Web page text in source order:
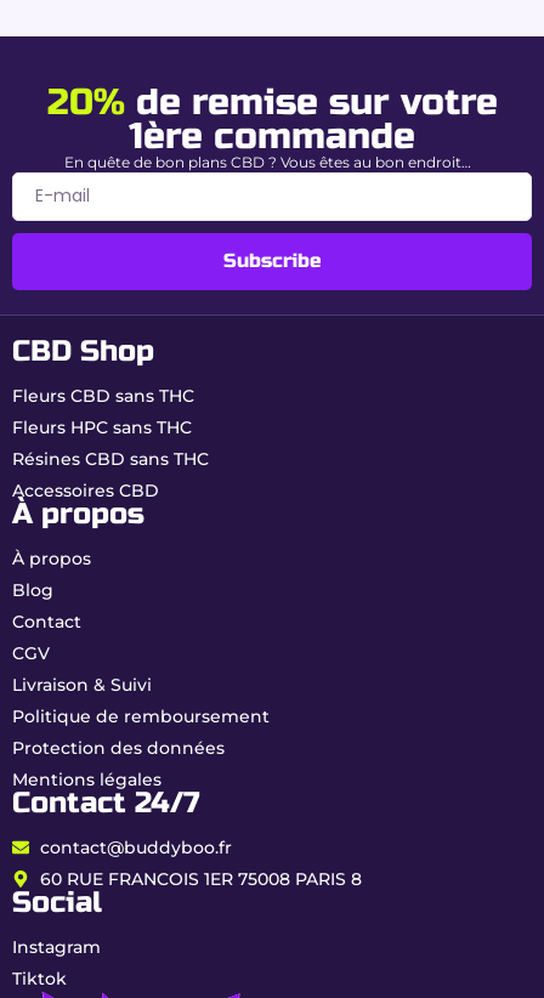
20%de remise sur votre
1ère commande
En quête de bon plans CBD ? Vous êtes au bon endroit…
Subscribe
CBD Shop
Fleurs CBD sans THC
Fleurs HPC sans THC
Résines CBD sans THC
Accessoires CBD
Contact 24/7
contact@buddyboo.fr
60 RUE FRANCOIS 1ER 75008 PARIS 8
À propos
À propos
Blog
Contact
CGV
Livraison & Suivi
Politique de remboursement
Protection des données
Mentions légales
Social
Instagram
Tiktok